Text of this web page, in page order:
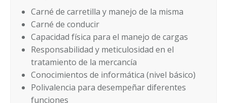
Carné de carretilla y manejo de la misma
Carné de conducir
Capacidad física para el manejo de cargas
Responsabilidad y meticulosidad en el
tratamiento de la mercancía
Conocimientos de informática (nivel básico)
Polivalencia para desempeñar diferentes
funciones